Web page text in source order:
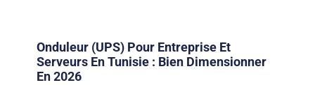
Onduleur (UPS) Pour Entreprise Et
Serveurs En Tunisie : Bien Dimensionner
En 2026